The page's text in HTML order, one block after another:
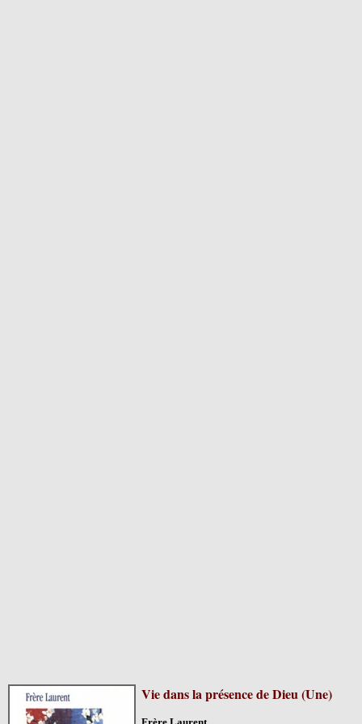
Vie dans la présence de Dieu (Une)